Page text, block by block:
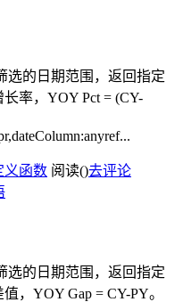
选的日期范围，返回指定
率，YOY Pct = (CY-
义函数 阅读()去评论
选的日期范围，返回指定
，YOY Gap = CY-PY。